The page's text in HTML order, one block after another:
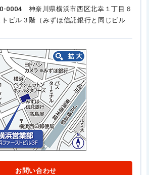
0004 神奈川県横浜市西区北幸１丁目６
ビル３階（みずほ信託銀行と同じビル
お問い合わせ